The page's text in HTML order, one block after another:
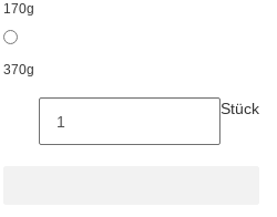
170g
370g
Stück